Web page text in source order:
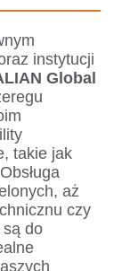
instytucji
Global
takie jak
aż
czy
są do